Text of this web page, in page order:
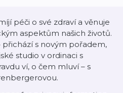
péči o své zdraví a věnuje
aspektům našich životů.
s novým pořadem,
studio v ordinaci s
ví, o čem mluví – s